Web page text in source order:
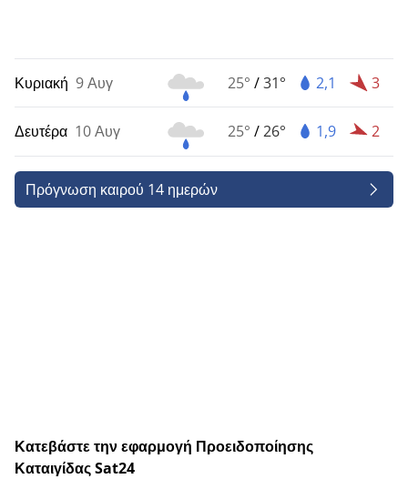
Κυριακή 9 Αυγ 25° /31° 2,1 3
Δευτέρα 10 Αυγ 25° /26° 1,9 2
Πρόγνωση καιρού 14 ημερών
Κατεβάστε την εφαρμογή Προειδοποίησης
Καταιγίδας Sat24